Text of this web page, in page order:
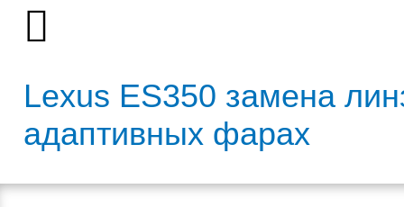
Lexus ES350 замена
адаптивных фарах